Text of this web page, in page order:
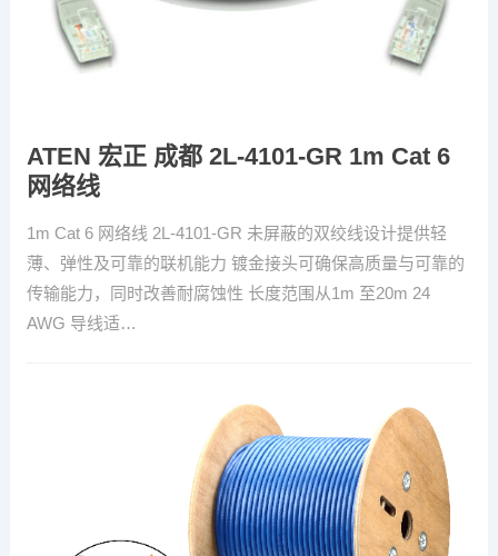
ATEN 宏正 成都 2L-4101-GR 1m Cat 6
网络线
1m Cat 6 网络线 2L-4101-GR 未屏蔽的双绞线设计提供轻
薄、弹性及可靠的联机能力 镀金接头可确保高质量与可靠的
传输能力，同时改善耐腐蚀性 长度范围从1m 至20m 24
AWG 导线适…